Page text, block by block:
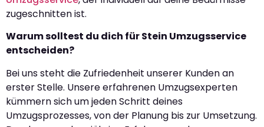
zugeschnitten ist.
Warum solltest du dich für Stein Umzugsservice
entscheiden?
Bei uns steht die Zufriedenheit unserer Kunden an
erster Stelle. Unsere erfahrenen Umzugsexperten
kümmern sich um jeden Schritt deines
Umzugsprozesses, von der Planung bis zur Umsetzung.